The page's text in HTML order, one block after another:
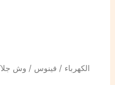
الكهرباء / فينوس / وش جلاكسي